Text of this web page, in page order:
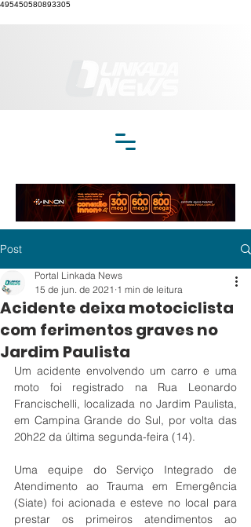
495450580893305
Post
Acidente deixa motociclista
com ferimentos graves no
Jardim Paulista
Portal Linkada News
15 de jun. de 2021 1 min de leitura
Um acidente envolvendo um carro e uma
moto foi registrado na Rua Leonardo
Francischelli, localizada no Jardim Paulista,
em Campina Grande do Sul, por volta das
20h22 da última segunda-feira (14).
Uma equipe do Serviço Integrado de
Atendimento ao Trauma em Emergência
(Siate) foi acionada e esteve no local para
prestar os primeiros atendimentos ao